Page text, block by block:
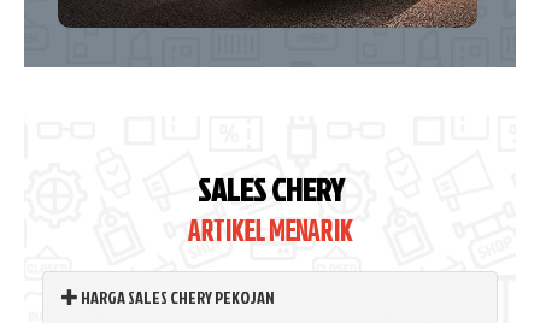
SALES CHERY
ARTIKEL MENARIK
HARGA SALES CHERY PEKOJAN